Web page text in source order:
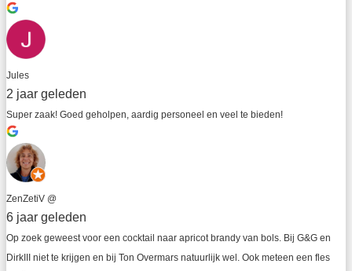
Jules
2 jaar geleden
Super zaak! Goed geholpen, aardig personeel en veel te bieden!
ZenZetiV @
6 jaar geleden
Op zoek geweest voor een cocktail naar apricot brandy van bols. Bij G&G en
DirkIII niet te krijgen en bij Ton Overmars natuurlijk wel. Ook meteen een fles